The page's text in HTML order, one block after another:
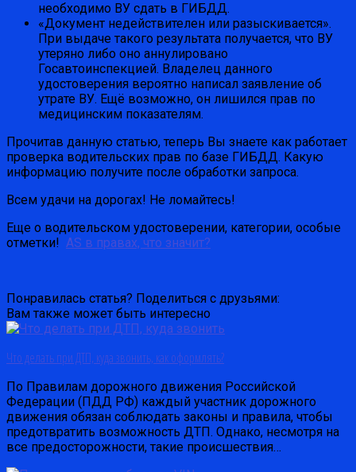
необходимо ВУ сдать в ГИБДД.
«Документ недействителен или разыскивается».
При выдаче такого результата получается, что ВУ
утеряно либо оно аннулировано
Госавтоинспекцией. Владелец данного
удостоверения вероятно написал заявление об
утрате ВУ. Ещё возможно, он лишился прав по
медицинским показателям.
Прочитав данную статью, теперь Вы знаете как работает
проверка водительских прав по базе ГИБДД. Какую
информацию получите после обработки запроса.
Всем удачи на дорогах! Не ломайтесь!
Еще о водительском удостоверении, категории, особые
отметки! AS в правах, что значит?
Понравилась статья? Поделиться с друзьями:
Вам также может быть интересно
Что делать при ДТП, куда звонить, как оформлять?
По Правилам дорожного движения Российской
Федерации (ПДД РФ) каждый участник дорожного
движения обязан соблюдать законы и правила, чтобы
предотвратить возможность ДТП. Однако, несмотря на
все предосторожности, такие происшествия…